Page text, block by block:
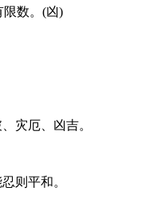
数。(凶)
灾厄、凶吉。
则平和。